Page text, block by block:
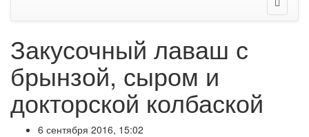
Закусочный лаваш с
брынзой, сыром и
докторской колбаской
6 сентября 2016, 15:02